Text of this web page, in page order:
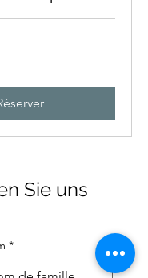
Sie uns
*